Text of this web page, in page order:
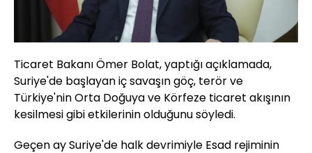
Ticaret Bakanı Ömer Bolat, yaptığı açıklamada,
Suriye'de başlayan iç savaşın göç, terör ve
Türkiye'nin Orta Doğuya ve Körfeze ticaret akışının
kesilmesi gibi etkilerinin olduğunu söyledi.
Geçen ay Suriye'de halk devrimiyle Esad rejiminin